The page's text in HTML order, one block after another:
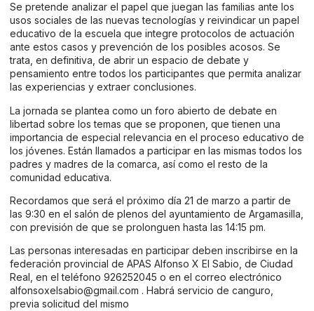
Se pretende analizar el papel que juegan las familias ante los
usos sociales de las nuevas tecnologías y reivindicar un papel
educativo de la escuela que integre protocolos de actuación
ante estos casos y prevención de los posibles acosos. Se
trata, en definitiva, de abrir un espacio de debate y
pensamiento entre todos los participantes que permita analizar
las experiencias y extraer conclusiones.
La jornada se plantea como un foro abierto de debate en
libertad sobre los temas que se proponen, que tienen una
importancia de especial relevancia en el proceso educativo de
los jóvenes. Están llamados a participar en las mismas todos los
padres y madres de la comarca, así como el resto de la
comunidad educativa.
Recordamos que será el próximo día 21 de marzo a partir de
las 9:30 en el salón de plenos del ayuntamiento de Argamasilla,
con previsión de que se prolonguen hasta las 14:15 pm.
Las personas interesadas en participar deben inscribirse en la
federación provincial de APAS Alfonso X El Sabio, de Ciudad
Real, en el teléfono 926252045 o en el correo electrónico
alfonsoxelsabio@gmail.com . Habrá servicio de canguro,
previa solicitud del mismo